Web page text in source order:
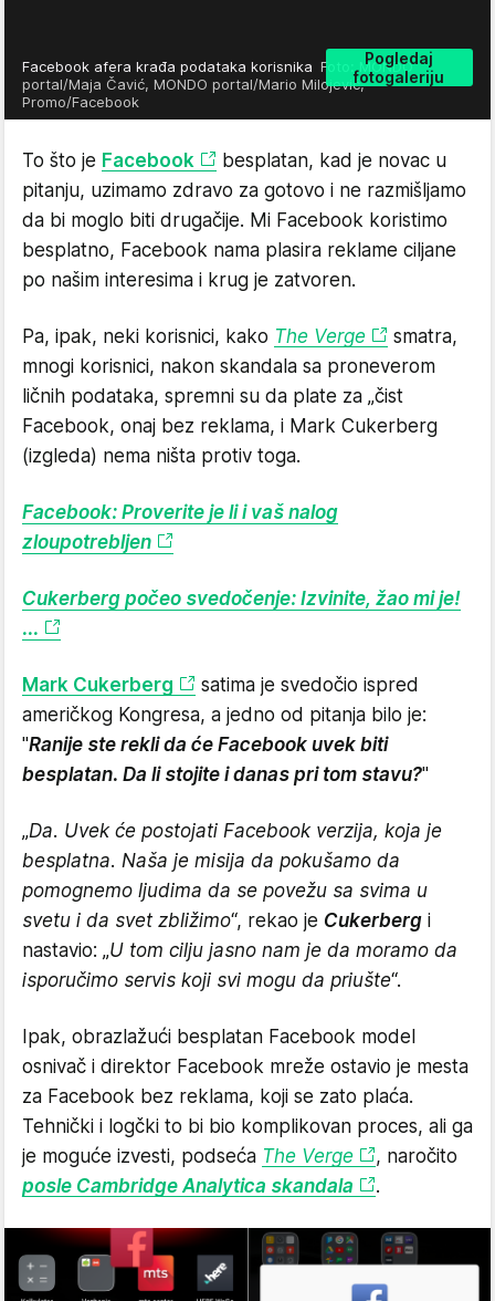
Pogledaj
fotogaleriju
Facebook afera krađa podataka korisnika Foto: MONDO
portal/Maja Čavić, MONDO portal/Mario Milojević,
Promo/Facebook
To što je Facebook
besplatan, kad je novac u
pitanju, uzimamo zdravo za gotovo i ne razmišljamo
da bi moglo biti drugačije. Mi Facebook koristimo
besplatno, Facebook nama plasira reklame ciljane
po našim interesima i krug je zatvoren.
Pa, ipak, neki korisnici, kako The Verge
smatra,
mnogi korisnici, nakon skandala sa proneverom
ličnih podataka, spremni su da plate za „čist
Facebook, onaj bez reklama, i Mark Cukerberg
(izgleda) nema ništa protiv toga.
Facebook: Proverite je li i vaš nalog
zloupotrebljen
Cukerberg počeo svedočenje: Izvinite, žao mi je!
...
Mark Cukerberg
satima je svedočio ispred
američkog Kongresa, a jedno od pitanja bilo je:
"Ranije ste rekli da će Facebook uvek biti
besplatan. Da li stojite i danas pri tom stavu?"
„Da. Uvek će postojati Facebook verzija, koja je
besplatna. Naša je misija da pokušamo da
pomognemo ljudima da se povežu sa svima u
svetu i da svet zbližimo“, rekao je Cukerberg i
nastavio: „U tom cilju jasno nam je da moramo da
isporučimo servis koji svi mogu da priušte“.
Ipak, obrazlažući besplatan Facebook model
osnivač i direktor Facebook mreže ostavio je mesta
za Facebook bez reklama, koji se zato plaća.
Tehnički i logčki to bi bio komplikovan proces, ali ga
je moguće izvesti, podseća The Verge
, naročito
posle Cambridge Analytica skandala
.